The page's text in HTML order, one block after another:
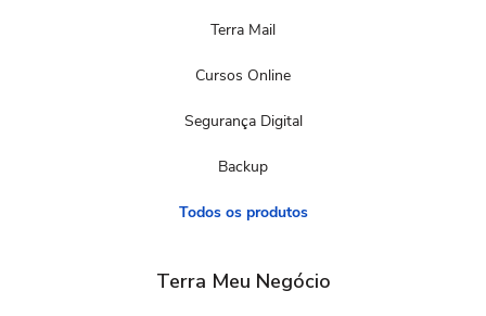
Terra Mail
Cursos Online
Segurança Digital
Backup
Todos os produtos
Terra Meu Negócio